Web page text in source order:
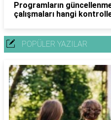
Programların
çalışmaları hangi
POPÜLER YAZILAR